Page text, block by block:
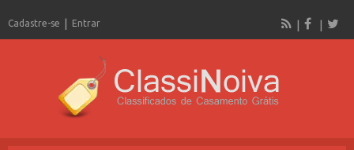
Cadastre-se Entrar